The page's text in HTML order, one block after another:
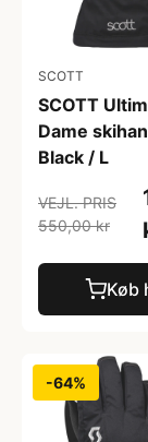
SCOTT
SCOTT
Dame
Black / L
VEJL. PRIS
550,00 kr
Køb
-64%